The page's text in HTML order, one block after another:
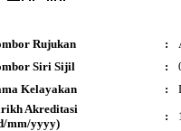
Rujukan :
Siri Sijil
:
Kelayakan
:
Akreditasi
mm/yyyy)
: